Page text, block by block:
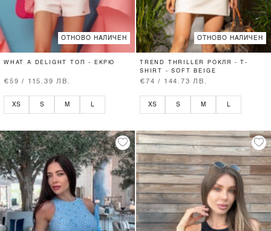
ОТНОВО НАЛИЧЕН
WHAT A DELIGHT ТОП - ЕКРЮ
€59 / 115.39 ЛВ.
XS S M
ОТНОВО НАЛИЧЕН
TREND THRILLER РОКЛЯ - T-
SHIRT - SOFT BEIGE
€74 / 144.73 ЛВ.
XS S M